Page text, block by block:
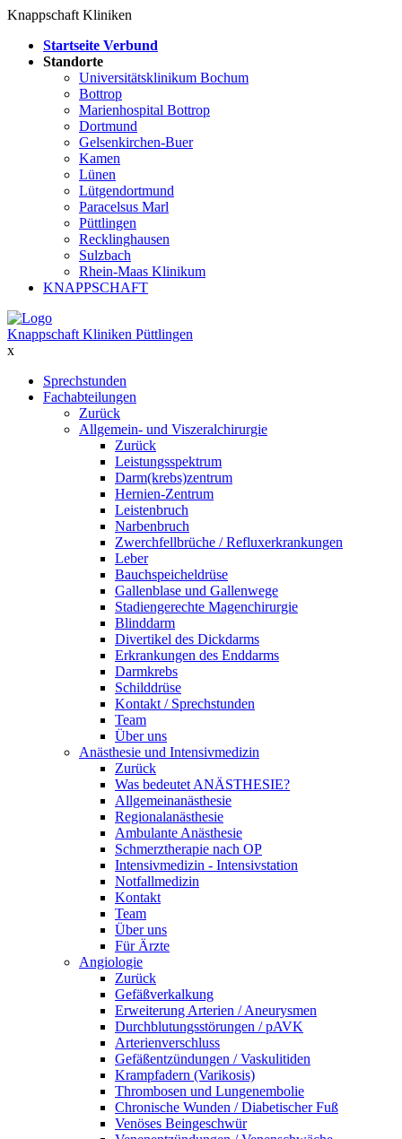
Knappschaft Kliniken
Startseite Verbund
Standorte
Universitätsklinikum Bochum
Bottrop
Marienhospital Bottrop
Dortmund
Gelsenkirchen-Buer
Kamen
Lünen
Lütgendortmund
Paracelsus Marl
Püttlingen
Recklinghausen
Sulzbach
Rhein-Maas Klinikum
KNAPPSCHAFT
Knappschaft Kliniken Püttlingen
x
Sprechstunden
Fachabteilungen
Zurück
Allgemein- und Viszeralchirurgie
Zurück
Leistungsspektrum
Darm(krebs)zentrum
Hernien-Zentrum
Leistenbruch
Narbenbruch
Zwerchfellbrüche / Refluxerkrankungen
Leber
Bauchspeicheldrüse
Gallenblase und Gallenwege
Stadiengerechte Magenchirurgie
Blinddarm
Divertikel des Dickdarms
Erkrankungen des Enddarms
Darmkrebs
Schilddrüse
Kontakt / Sprechstunden
Team
Über uns
Anästhesie und Intensivmedizin
Zurück
Was bedeutet ANÄSTHESIE?
Allgemeinanästhesie
Regionalanästhesie
Ambulante Anästhesie
Schmerztherapie nach OP
Intensivmedizin - Intensivstation
Notfallmedizin
Kontakt
Team
Über uns
Für Ärzte
Angiologie
Zurück
Gefäßverkalkung
Erweiterung Arterien / Aneurysmen
Durchblutungsstörungen / pAVK
Arterienverschluss
Gefäßentzündungen / Vaskulitiden
Krampfadern (Varikosis)
Thrombosen und Lungenembolie
Chronische Wunden / Diabetischer Fuß
Venöses Beingeschwür